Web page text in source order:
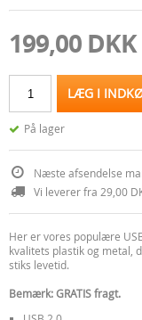
199,00 DKK
LÆG I
På lager
Næste afsendelse
Vi leverer fra 29,00
Her er vores populære
kvalitets plastik og metal,
stiks levetid.
Bemærk: GRATIS fragt.